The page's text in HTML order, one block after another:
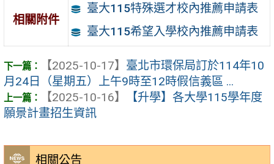
相關公告
相關附件
臺大115特殊選才校內推薦申請表
臺大115希望入學校內推薦申請表
【2025-10-17】 臺北市環保局訂於114年10
月24日（星期五）上午9時至12時假信義區 ...
【2025-10-16】
【升學】各大學115學年度
願景計畫招⽣資訊